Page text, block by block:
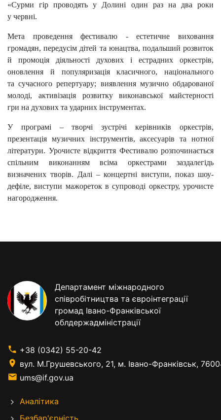
«Сурми гір проводять у Долині один раз на два роки
у червні.
Мета проведення фестивалю - естетичне виховання
громадян, передусім дітей та юнацтва, подальший розвиток
й промоція діяльності духових і естрадних оркестрів,
оновлення й популяризація класичного, національного
та сучасного репертуару; виявлення музично обдарованої
молоді, активізація розвитку виконавської майстерності
гри на духових та ударних інструментах.
У програмі – творчі зустрічі керівників оркестрів,
презентація музичних інструментів, аксесуарів та нотної
літератури. Урочисте відкриття Фестивалю розпочинається
спільним виконанням всіма оркестрами заздалегідь
визначених творів. Далі – концертні виступи, показ шоу-
дефіле, виступи мажореток в супроводі оркестру, урочисте
нагородження.
Департамент міжнародного
співробітництва та євроінтеграції
громад Івано-Франківської
облдержадміністрації
+38 (0342) 55-20-42
вул. М.Грушевського, 21, м. Івано-Франківськ,
ums@if.gov.ua
Аналітика